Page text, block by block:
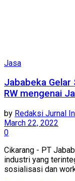
Jasa
Jababeka Gelar
RW mengenai
by Redaksi Jurnal
March 22, 2022
0
Cikarang - PT
industri yang
sosialisasi dan